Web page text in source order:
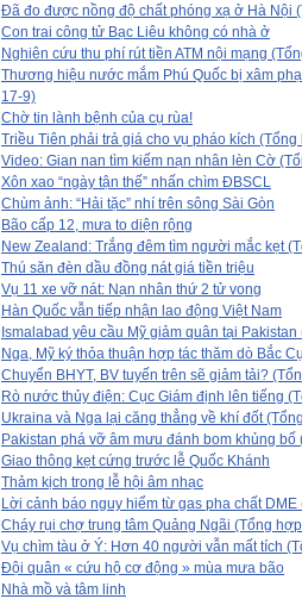
Đã đo được nồng độ chất phóng xạ ở Hà Nội
Con trai công tử Bạc Liêu không có nhà ở
Nghiên cứu thu phí rút tiền ATM nội mạng
Thương hiệu nước mắm Phú Quốc bị xâm
17-9)
Chờ tin lành bệnh của cụ rùa!
Triều Tiên phải trả giá cho vụ pháo kích (Tổng
Video: Gian nan tìm kiếm nạn nhân lèn Cờ
Xôn xao “ngày tận thế” nhấn chìm ĐBSCL
Chùm ảnh: “Hải tặc” nhí trên sông Sài Gòn
Bão cấp 12, mưa to diện rộng
New Zealand: Trắng đêm tìm người mắc kẹt
Thú săn đèn dầu đồng nát giá tiền triệu
Vụ 11 xe vỡ nát: Nạn nhân thứ 2 tử vong
Hàn Quốc vẫn tiếp nhận lao động Việt Nam
Ismalabad yêu cầu Mỹ giảm quân tại
Nga, Mỹ ký thỏa thuận hợp tác thăm dò Bắc
Chuyển BHYT, BV tuyến trên sẽ giảm tải?
Rò nước thủy điện: Cục Giám định lên tiếng
Ukraina và Nga lại căng thẳng về khí đốt
Pakistan phá vỡ âm mưu đánh bom khủng bố
Giao thông kẹt cứng trước lễ Quốc Khánh
Thảm kịch trong lễ hội âm nhạc
Lời cảnh báo nguy hiểm từ gas pha chất
Cháy rụi chợ trung tâm Quảng Ngãi (Tổng
Vụ chìm tàu ở Ý: Hơn 40 người vẫn mất tích
Đội quân « cứu hộ cơ động » mùa mưa bão
Nhà mồ và tâm linh